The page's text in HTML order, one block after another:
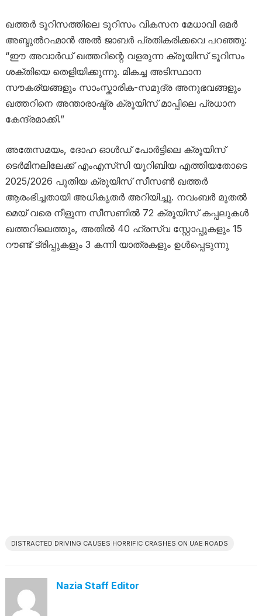
ഖത്തർ ടൂറിസത്തിലെ ടൂറിസം വികസന മേധാവി ഒമർ
അബ്ദുൽറഹ്മാൻ അൽ ജാബർ പ്രതികരിക്കവെ പറഞ്ഞു:
“ഈ അവാർഡ് ഖത്തറിന്റെ വളരുന്ന ക്രൂയിസ് ടൂറിസം
ശക്തിയെ തെളിയിക്കുന്നു. മികച്ച അടിസ്ഥാന
സൗകര്യങ്ങളും സാംസ്കാരിക-സമുദ്ര അനുഭവങ്ങളും
ഖത്തറിനെ അന്താരാഷ്ട്ര ക്രൂയിസ് മാപ്പിലെ പ്രധാന
കേന്ദ്രമാക്കി.”
അതേസമയം, ദോഹ ഓൾഡ് പോർട്ടിലെ ക്രൂയിസ്
ടെർമിനലിലേക്ക് എം‌എസ്‌സി യൂറിബിയ എത്തിയതോടെ
2025/2026 പുതിയ ക്രൂയിസ് സീസൺ ഖത്തർ
ആരംഭിച്ചതായി അധികൃതർ അറിയിച്ചു. നവംബർ മുതൽ
മെയ് വരെ നീളുന്ന സീസണിൽ 72 ക്രൂയിസ് കപ്പലുകൾ
ഖത്തറിലെത്തും, അതിൽ 40 ഹ്രസ്വ സ്റ്റോപ്പുകളും 15
റൗണ്ട് ട്രിപ്പുകളും 3 കന്നി യാത്രകളും ഉൾപ്പെടുന്നു
DISTRACTED DRIVING CAUSES HORRIFIC CRASHES ON UAE ROADS
Nazia Staff Editor